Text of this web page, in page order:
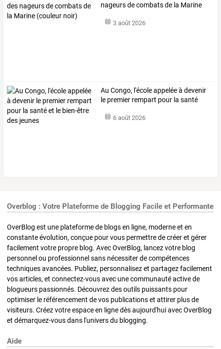
nageursdecombatsde la Marine
3 août 2026
Au Congo, l'écoleappeléeà devenir
le premier rempart pour la santé
6 août 2026
Overblog : Votre Plateforme de Blogging Facile et Performante
OverBlog est une plateforme de blogs en ligne, moderne et en
constante évolution, conçue pour vous permettre de créer et gérer
facilement votre propre blog. Avec OverBlog, lancez votre blog
personnel ou professionnel sans nécessiter de compétences
techniques avancées. Publiez, personnalisez et partagez facilement
vos articles, et connectez-vous avec une communauté active de
blogueurs passionnés. Découvrez des outils puissants pour
optimiser le référencement de vos publications et attirer plus de
visiteurs. Créez votre espace en ligne dès aujourd'hui avec OverBlog
et démarquez-vous dans l'univers du blogging.
Aide